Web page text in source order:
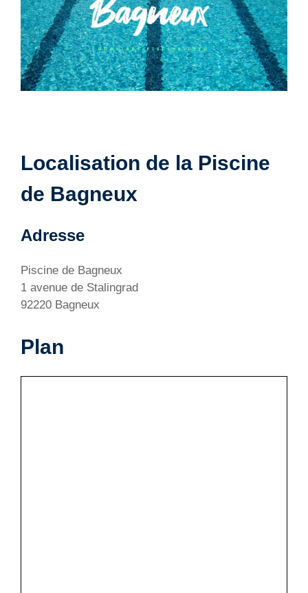
Localisation de la Piscine
de Bagneux
Adresse
Piscine de Bagneux
1 avenue de Stalingrad
92220 Bagneux
Plan